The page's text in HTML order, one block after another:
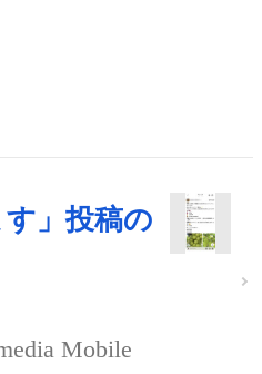
す」投稿の
Mobile